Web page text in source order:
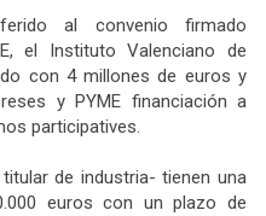
al convenio firmado
el Instituto Valenciano de
con 4 millones de euros y
y PYME financiación a
participatives.
de industria- tienen una
euros con un plazo de